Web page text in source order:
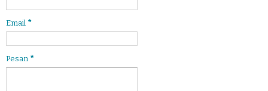
Email *
Pesan *